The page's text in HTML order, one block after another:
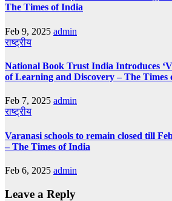
The Times of India
Feb 9, 2025 admin
राष्ट्रीय
National Book Trust India Introduces
of Learning and Discovery – The Times
Feb 7, 2025 admin
राष्ट्रीय
Varanasi schools to remain closed till
– The Times of India
Feb 6, 2025 admin
Leave a Reply